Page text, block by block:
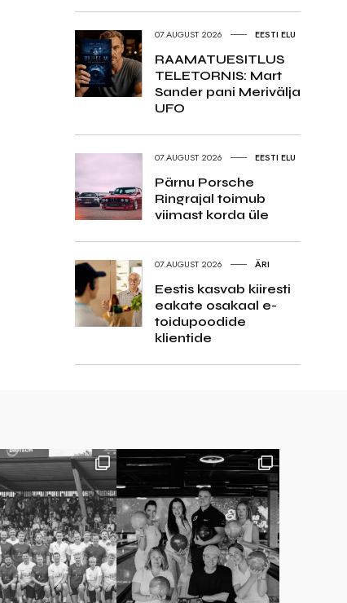
07.AUGUST 2026 EESTI ELU
RAAMATUESITLUS
TELETORNIS: Mart
Sander pani Merivälja
UFO
07.AUGUST 2026 EESTI ELU
Pärnu Porsche
Ringrajal toimub
viimast korda üle
07.AUGUST 2026 ÄRI
Eestis kasvab kiiresti
eakate osakaal e-
toidupoodide
klientide